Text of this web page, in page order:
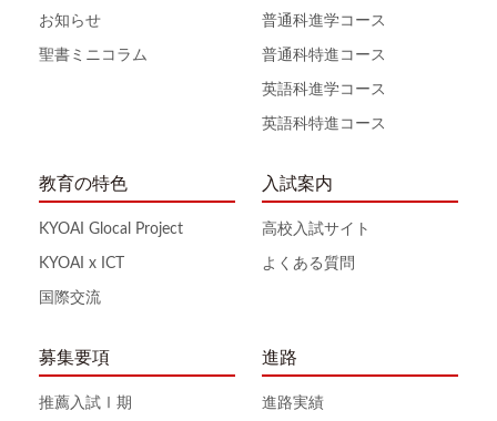
お知らせ
聖書ミニコラム
普通科進学コース
普通科特進コース
英語科進学コース
英語科特進コース
教育の特色
KYOAI Glocal Project
KYOAI x ICT
国際交流
入試案内
高校入試サイト
よくある質問
募集要項
推薦入試Ⅰ期
進路
進路実績